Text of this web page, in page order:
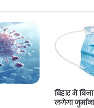
बिहार में
लगेगा